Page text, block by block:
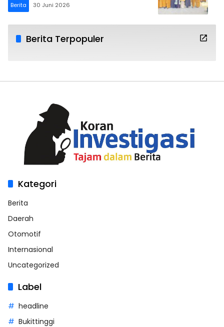
Berita 30 Juni 2026
Berita Terpopuler
Kategori
Berita
Daerah
Otomotif
Internasional
Uncategorized
Label
headline
Bukittinggi